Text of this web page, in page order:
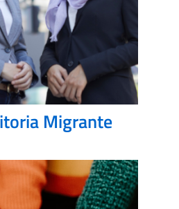
Migrante